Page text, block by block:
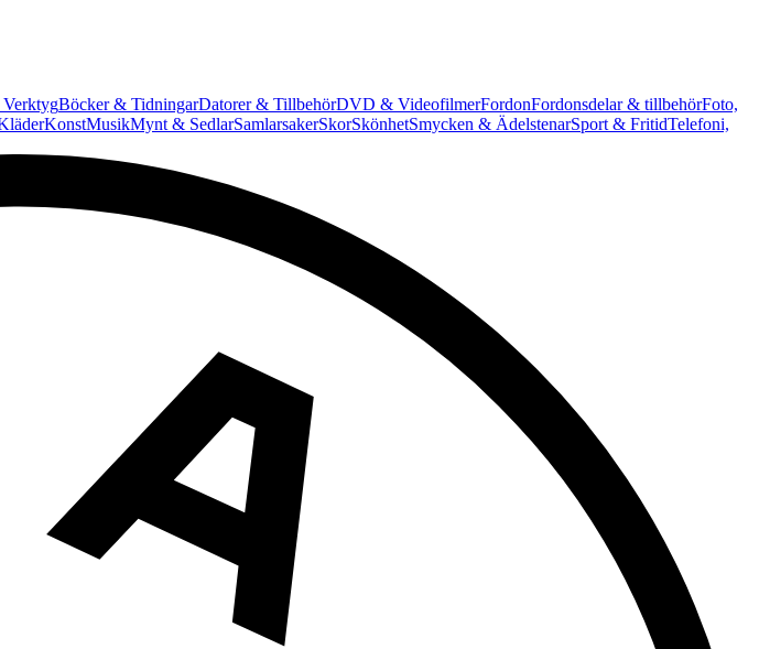
Böcker & TidningarDatorer & TillbehörDVD & VideofilmerFordonFordonsdelar & tillbehörFoto,
KonstMusikMynt & SedlarSamlarsakerSkorSkönhetSmycken & ÄdelstenarSport & FritidTelefoni,